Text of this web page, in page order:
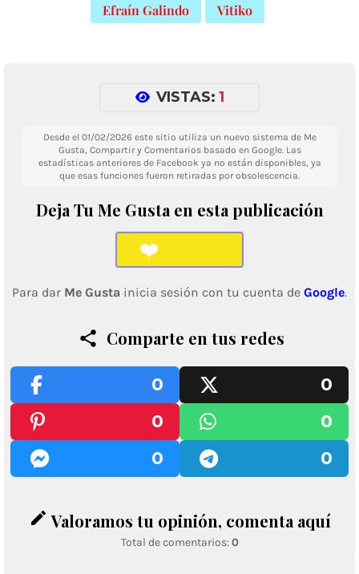
Efraín Galindo Vitiko
VISTAS: 1
Desde el 01/02/2026 este sitio utiliza un nuevo sistema de Me
Gusta, Compartir y Comentarios basado en Google. Las
estadísticas anteriores de Facebook ya no están disponibles, ya
que esas funciones fueron retiradas por obsolescencia.
Deja Tu Me Gusta en esta publicación
❤️
Para dar Me Gusta inicia sesión con tu cuenta de Google.
Comparte en tus redes
0
0
0
0
0
0
edit Valoramos tu opinión, comenta aquí
Total de comentarios:0